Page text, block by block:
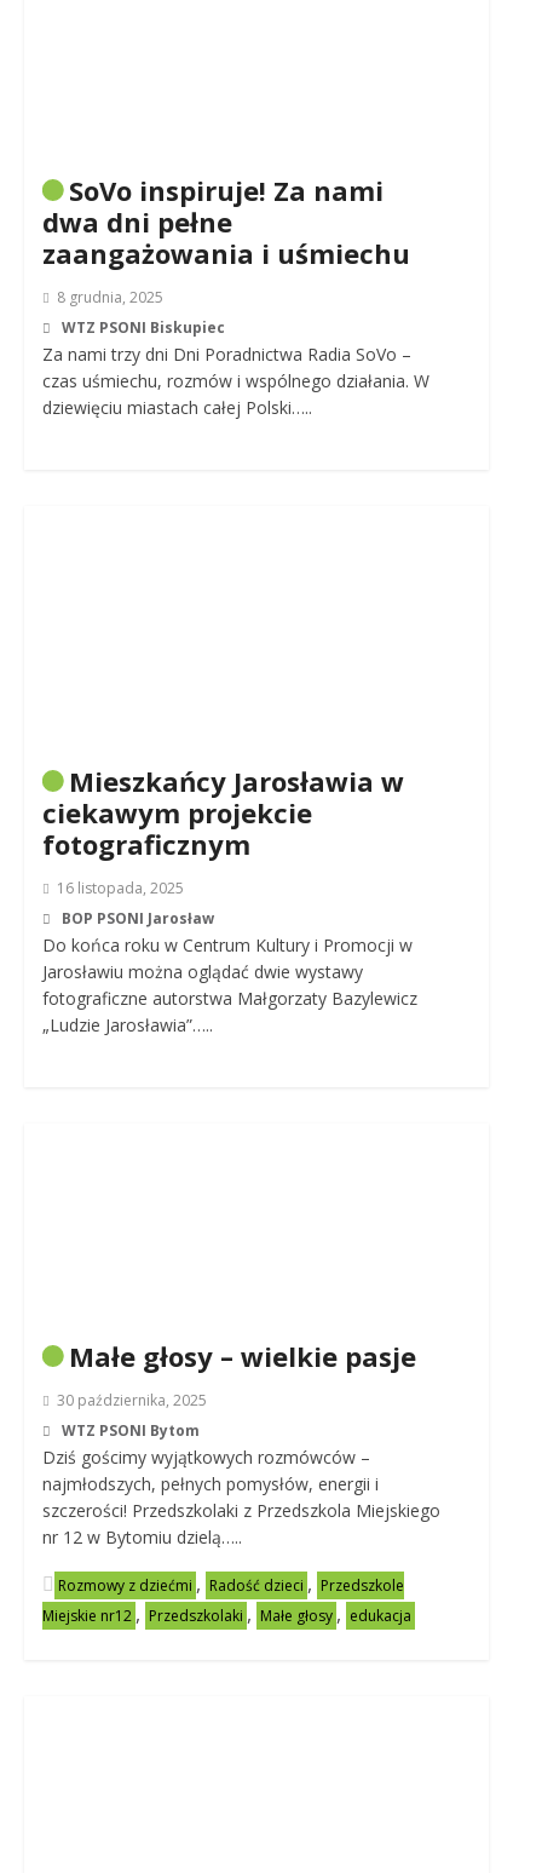
SoVo inspiruje! Za nami
dwa dni pełne
zaangażowania i uśmiechu
8 grudnia, 2025
WTZ PSONI Biskupiec
Za nami trzy dni Dni Poradnictwa Radia SoVo –
czas uśmiechu, rozmów i wspólnego działania. W
dziewięciu miastach całej Polski…..
Mieszkańcy Jarosławia w
ciekawym projekcie
fotograficznym
16 listopada, 2025
BOP PSONI Jarosław
Do końca roku w Centrum Kultury i Promocji w
Jarosławiu można oglądać dwie wystawy
fotograficzne autorstwa Małgorzaty Bazylewicz
„Ludzie Jarosławia”…..
Małe głosy – wielkie pasje
30 października, 2025
WTZ PSONI Bytom
Dziś gościmy wyjątkowych rozmówców –
najmłodszych, pełnych pomysłów, energii i
szczerości! Przedszkolaki z Przedszkola Miejskiego
nr 12 w Bytomiu dzielą…..
Rozmowy z dziećmi , Radość dzieci , Przedszkole
Miejskie nr12 , Przedszkolaki , Małe głosy , edukacja